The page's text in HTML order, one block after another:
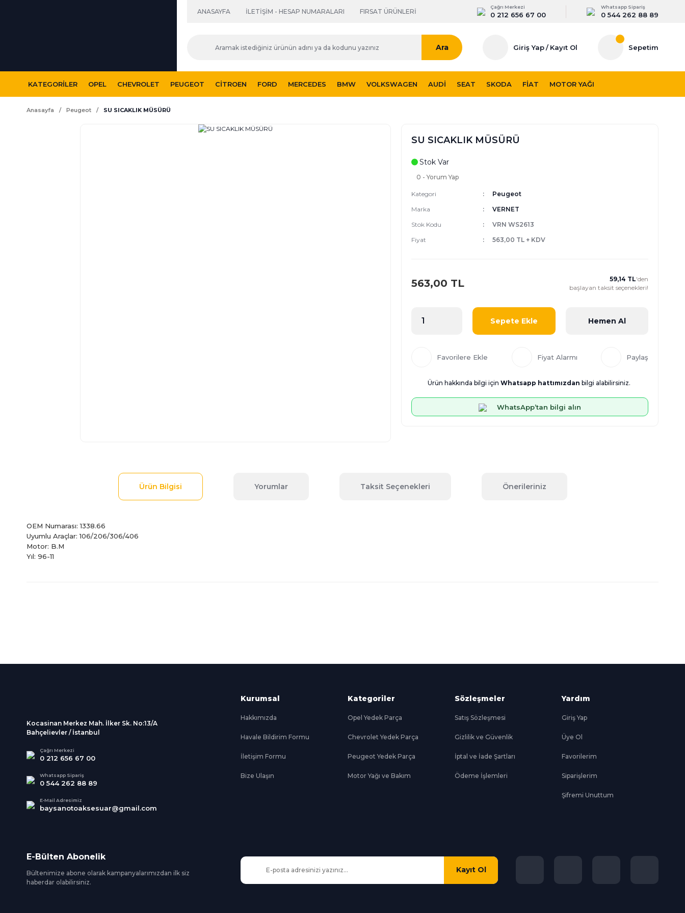
ANASAYFA İLETİŞİM - HESAP NUMARALARI FIRSAT ÜRÜNLERİ
Çağrı Merkezi
0 212 656 67 00
Whatsapp Sipariş
0 544 262 88 89
Ara Giriş Yap/ Kayıt Ol Sepetim
KATEGORILER OPEL CHEVROLET PEUGEOT CITROEN FORD MERCEDES BMW VOLKSWAGEN AUDI SEAT SKODA FIAT MOTOR YAĞI
Anasayfa Peugeot SU SICAKLIK MÜSÜRÜ
SU SICAKLIK MÜSÜRÜ
Stok Var
0 - Yorum Yap
Kategori
Peugeot
Marka
VERNET
Stok Kodu
VRN WS2613
Fiyat
563,00 TL + KDV
563,00 TL 59,14 TL'den
başlayan taksit seçenekleri!
Sepete Ekle Hemen Al
Fiyat Alarmı Paylaş
Ürün hakkında bilgi için Whatsapp hattımızdan bilgi alabilirsiniz.
WhatsApp’tan bilgi alın
Ürün Bilgisi Yorumlar Taksit Seçenekleri Önerileriniz
OEM Numarası: 1338.66
Uyumlu Araçlar: 106/206/306/406
Motor: B.M
Yıl: 96-11
Gönder
Kocasinan Merkez Mah. İlker Sk. No:13/A
Bahçelievler / İstanbul
Çağrı Merkezi
0 212 656 67 00
Whatsapp Sipariş
0 544 262 88 89
E-Mail Adresimiz
baysanotoaksesuar@gmail.com
Kurumsal
Hakkımızda
Havale Bildirim Formu
İletişim Formu
Bize Ulaşın
Kategoriler
Opel Yedek Parça
Chevrolet Yedek Parça
Peugeot Yedek Parça
Motor Yağı ve Bakım
Sözleşmeler
Satış Sözleşmesi
Gizlilik ve Güvenlik
İptal ve İade Şartları
Ödeme İşlemleri
Yardım
Giriş Yap
Üye Ol
Favorilerim
Siparişlerim
Şifremi Unuttum
E-Bülten Abonelik
Bültenimize abone olarak kampanyalarımızdan ilk siz
haberdar olabilirsiniz.
Kayıt Ol